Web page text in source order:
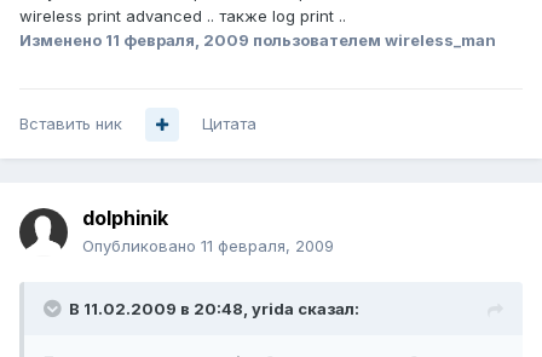
wireless print advanced .. также log print ..
Изменено 11 февраля, 2009 пользователем wireless_man
Вставить ник Цитата
dolphinik
Опубликовано 11 февраля, 2009
В 11.02.2009 в 20:48, yrida сказал: